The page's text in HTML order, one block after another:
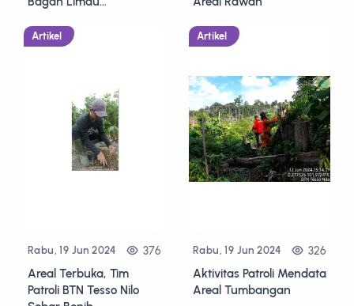
Intens
Artikel
Rabu, 19 Jun 2024 376
Areal Terbuka, Tim
Patroli BTN Tesso Nilo
Artikel
Rabu, 19 Jun 2024 326
Aktivitas Patroli Mendata
Areal Tumbangan